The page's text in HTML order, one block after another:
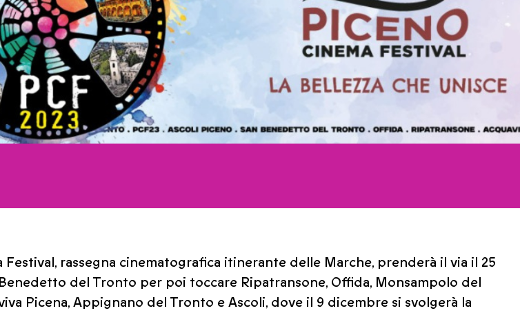
Festival, rassegna cinematografica itinerante delle Marche, prenderà il via il 25
del Tronto per poi toccare Ripatransone, Offida, Monsampolo del
Picena, Appignano del Tronto e Ascoli, dove il 9 dicembre si svolgerà la